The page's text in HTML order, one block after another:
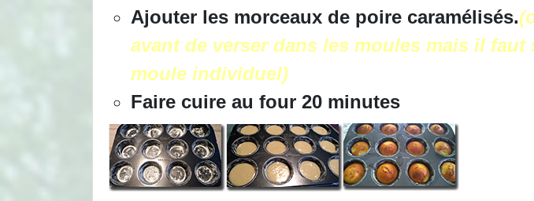
Ajouter les morceaux de poire caramélisés.
avant de verser dans les moules mais il
moule individuel)
Faire cuire au four 20 minutes